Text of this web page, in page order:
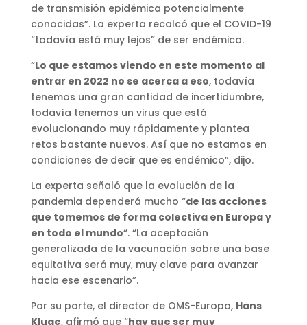
de transmisión epidémica potencialmente
conocidas”. La experta recalcó que el COVID-19
“todavía está muy lejos” de ser endémico.
“Lo que estamos viendo en este momento al
entrar en 2022 no se acerca a eso, todavía
tenemos una gran cantidad de incertidumbre,
todavía tenemos un virus que está
evolucionando muy rápidamente y plantea
retos bastante nuevos. Así que no estamos en
condiciones de decir que es endémico”, dijo.
La experta señaló que la evolución de la
pandemia dependerá mucho “de las acciones
que tomemos de forma colectiva en Europa y
en todo el mundo“. “La aceptación
generalizada de la vacunación sobre una base
equitativa será muy, muy clave para avanzar
hacia ese escenario”.
Por su parte, el director de OMS-Europa, Hans
Kluge, afirmó que “hay que ser muy